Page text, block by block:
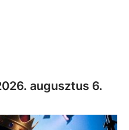
augusztus 6.